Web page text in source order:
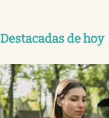
Destacadas de hoy